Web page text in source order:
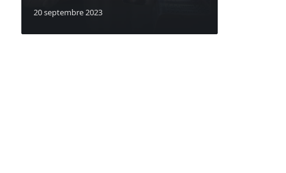
20 septembre 2023